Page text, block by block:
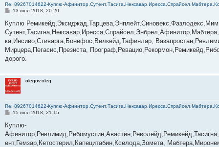
Re: 89267014622-­­­­­­­­­­­Куплю-
С
о
б
щ
е
н
и
е
13 июл 2018, 20:20
Куплю
ка,Инсиво,Стиварга,Бонефос,Велкейд,Тафинлар,
Мирцера,Пегасис,Презиста,
дорого.
olegov.oleg
Re: 89267014622-­­­­­­­­­­­Куплю-
С
о
б
щ
е
15 июл 2018, 21:15
Куплю-
ент,Гемзар,Кетостерил,Капецитабин,Кселода,Зомета,